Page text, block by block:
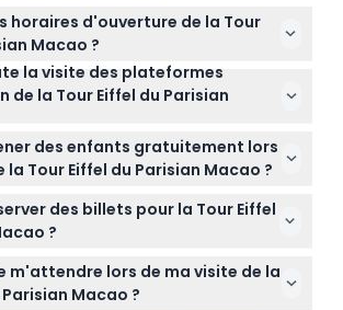
horaires d'ouverture de la Tour
Macao ?
Parisian Macao est ouverte tous les
à 23h00, avec la dernière entrée à
de modifications — veuillez
de la réservation).
la visite des plateformes
de la Tour Eiffel du Parisian
la plateforme d'observation coûtent
et il existe un forfait avec
moins de 1,2 mètre entrent
deux par adulte).
des enfants gratuitement lors
la Tour Eiffel du Parisian Macao ?
mesurant moins de 120 cm entrent
avec un maximum de deux enfants
des billets pour la Tour Eiffel
?
vos billets en ligne
ce site web, où vous verrez
m'attendre lors de ma visite de la
Macao ?